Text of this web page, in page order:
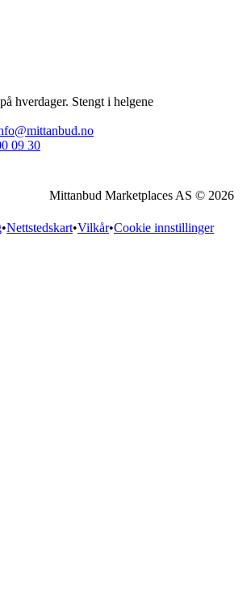
hverdager. Stengt i helgene
09 30
Mittanbud Marketplaces AS © 2026
•Nettstedskart•Vilkår•Cookie innstillinger